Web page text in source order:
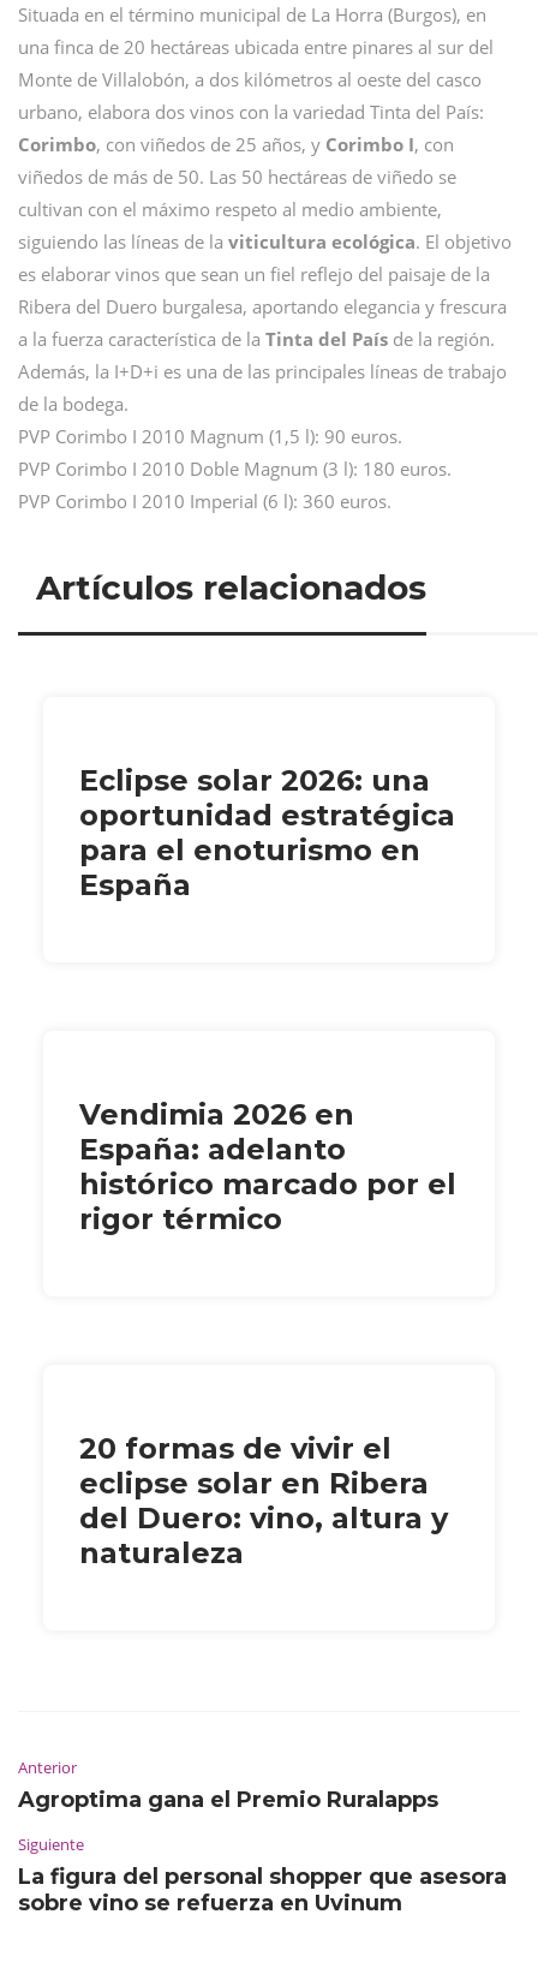
Situada en el término municipal de La Horra (Burgos), en
una finca de 20 hectáreas ubicada entre pinares al sur del
Monte de Villalobón, a dos kilómetros al oeste del casco
urbano, elabora dos vinos con la variedad Tinta del País:
Corimbo, con viñedos de 25 años, y Corimbo I, con
viñedos de más de 50. Las 50 hectáreas de viñedo se
cultivan con el máximo respeto al medio ambiente,
siguiendo las líneas de la viticultura ecológica. El objetivo
es elaborar vinos que sean un fiel reflejo del paisaje de la
Ribera del Duero burgalesa, aportando elegancia y frescura
a la fuerza característica de la Tinta del País de la región.
Además, la I+D+i es una de las principales líneas de trabajo
de la bodega.
PVP Corimbo I 2010 Magnum (1,5 l): 90 euros.
PVP Corimbo I 2010 Doble Magnum (3 l): 180 euros.
PVP Corimbo I 2010 Imperial (6 l): 360 euros.
Artículos relacionados
Eclipse solar 2026: una
oportunidad estratégica
para el enoturismo en
España
Vendimia 2026 en
España: adelanto
histórico marcado por el
rigor térmico
20 formas de vivir el
eclipse solar en Ribera
del Duero: vino, altura y
naturaleza
Anterior
Agroptima gana el Premio Ruralapps
Siguiente
La figura del personal shopper que asesora
sobre vino se refuerza en Uvinum